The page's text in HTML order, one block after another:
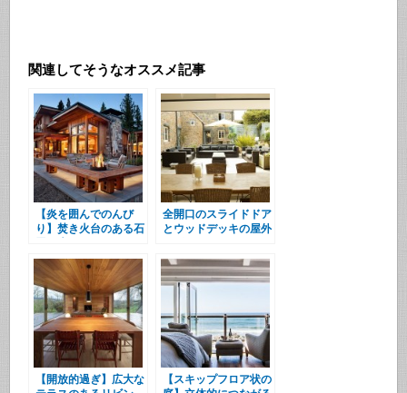
関連してそうなオススメ記事
【炎を囲んでのんび
り】焚き火台のある石
全開口のスライドドア
とウッドデッキの屋外
【開放的過ぎ】広大な
【スキップフロア状の